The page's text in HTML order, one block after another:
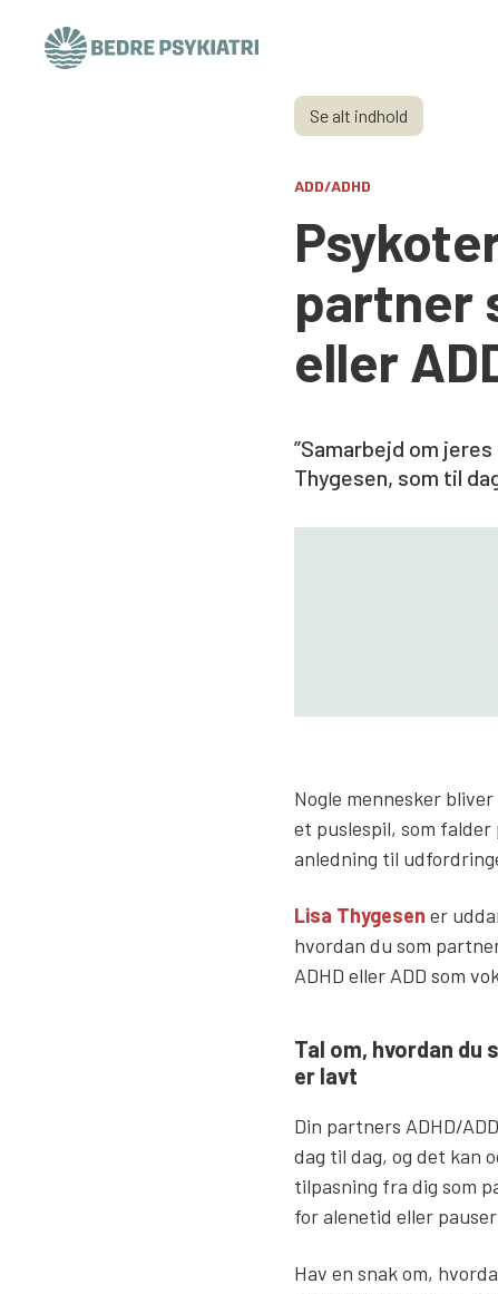
Se alt indhold
ADD/ADHD
partner
eller
”Samarbejd om
Thygesen, som til
Nogle mennesker
et puslespil, som
anledning til
Lisa Thygesen er
hvordan du som
ADHD eller ADD som
Tal om, hvordan
er lavt
Din partners ADHD/
dag til dag, og det kan
tilpasning fra dig som
for alenetid eller
Hav en snak om,